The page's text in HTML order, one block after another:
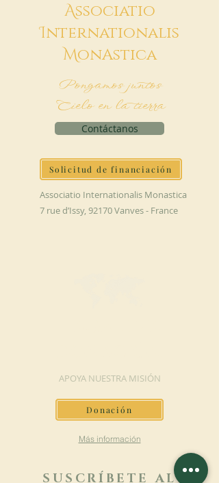
Associatio
Internationalis
MonAstica
Pongamos juntos
Cielo en la tierra
Contáctanos
Solicitud de financiación
Associatio Internationalis Monastica
7 rue d’Issy, 92170 Vanves - France
APOYA NUESTRA MISIÓN
Donación
Más información
SUSCRÍBETE AL